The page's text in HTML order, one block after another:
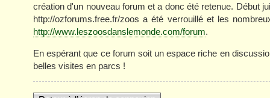
création d'un nouveau forum et a donc été retenue. Début
http://ozforums.free.fr/zoos a été verrouillé et les
http://www.leszoosdanslemonde.com/forum.
En espérant que ce forum soit un espace riche en
belles visites en parcs !